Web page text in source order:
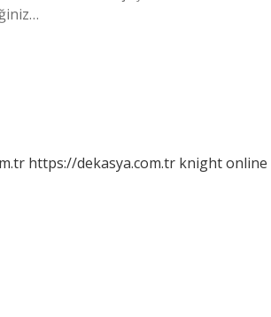
https://dekasya.com.tr knight online